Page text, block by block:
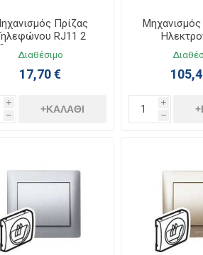
Πρίζας
RJ11 2
Χωνευτός Galea
Life 775939
Διαθέσιμο
17,70 €
i
h
+ΚΑΛΆΘΙ
Μηχανισμός
Χωνευτός
i
h